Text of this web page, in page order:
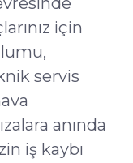
için
servis
anında
iş kaybı